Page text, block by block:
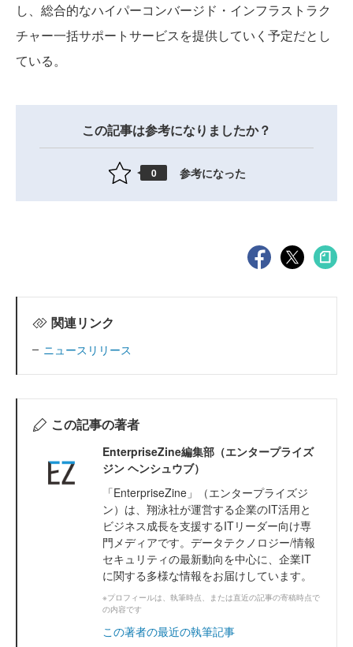
し、総合的なハイパーコンバージド・インフラストラク
チャー一括サポートサービスを提供していく予定だとし
ている。
この記事は参考になりましたか？
0 参考になった
関連リンク
ニュースリリース
この記事の著者
EnterpriseZine編集部（エンタープライズ
ジン ヘンシュウブ）
「EnterpriseZine」（エンタープライズジ
ン）は、翔泳社が運営する企業のIT活用と
ビジネス成長を支援するITリーダー向け専
門メディアです。データテクノロジー/情報
セキュリティの最新動向を中心に、企業IT
に関する多様な情報をお届けしています。
※プロフィールは、執筆時点、または直近の記事の寄稿時点で
の内容です
この著者の最近の執筆記事